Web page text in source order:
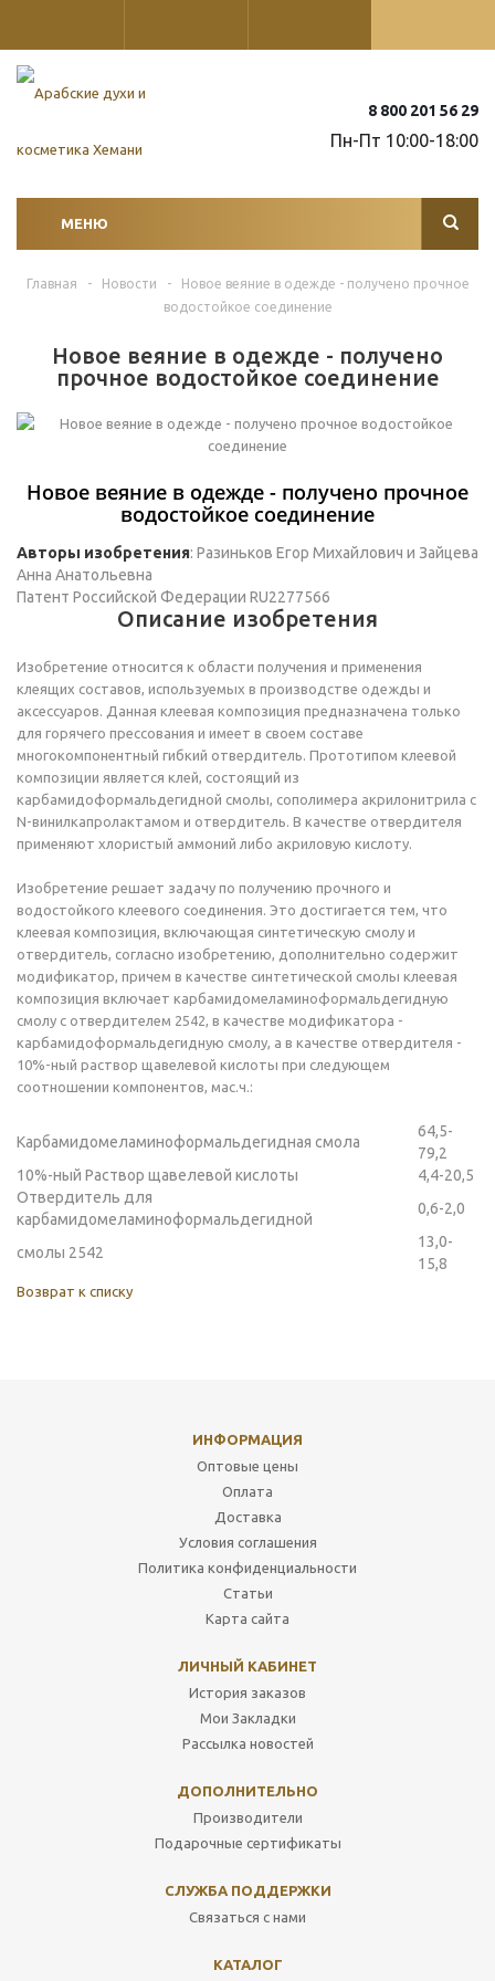
8 800 201 56 29
Пн-Пт 10:00-18:00
МЕНЮ
Главная - Новости -
Новое веяние в одежде - получено прочное
водостойкое соединение
Новое веяние в одежде - получено
прочное водостойкое соединение
Новое веяние в одежде - получено прочное
водостойкое соединение
Авторы изобретения: Разиньков Егор Михайлович и Зайцева
Анна Анатольевна
Патент Российской Федерации RU2277566
Описание изобретения
Изобретение относится к области получения и применения
клеящих составов, используемых в производстве одежды и
аксессуаров. Данная клеевая композиция предназначена только
для горячего прессования и имеет в своем составе
многокомпонентный гибкий отвердитель. Прототипом клеевой
композиции является клей, состоящий из
карбамидоформальдегидной смолы, сополимера акрилонитрила с
N-винилкапролактамом и отвердитель. В качестве отвердителя
применяют хлористый аммоний либо акриловую кислоту.
Изобретение решает задачу по получению прочного и
водостойкого клеевого соединения. Это достигается тем, что
клеевая композиция, включающая синтетическую смолу и
отвердитель, согласно изобретению, дополнительно содержит
модификатор, причем в качестве синтетической смолы клеевая
композиция включает карбамидомеламиноформальдегидную
смолу с отвердителем 2542, в качестве модификатора -
карбамидоформальдегидную смолу, а в качестве отвердителя -
10%-ный раствор щавелевой кислоты при следующем
соотношении компонентов, мас.ч.:
Карбамидомеламиноформальдегидная смола
64,5-
79,2
10%-ный Раствор щавелевой кислоты
4,4-20,5
Отвердитель для
карбамидомеламиноформальдегидной
0,6-2,0
смолы 2542
13,0-
15,8
Возврат к списку
ИНФОРМАЦИЯ
Оптовые цены
Оплата
Доставка
Условия соглашения
Политика конфиденциальности
Статьи
Карта сайта
ЛИЧНЫЙ КАБИНЕТ
История заказов
Мои Закладки
Рассылка новостей
ДОПОЛНИТЕЛЬНО
Производители
Подарочные сертификаты
СЛУЖБА ПОДДЕРЖКИ
Связаться с нами
КАТАЛОГ